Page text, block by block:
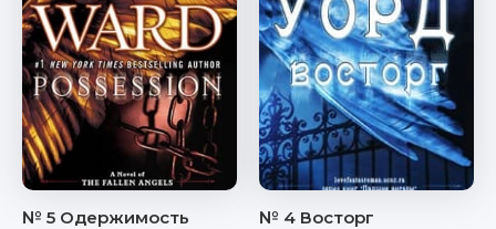
№ 5 Одержимость
№ 4 Восторг